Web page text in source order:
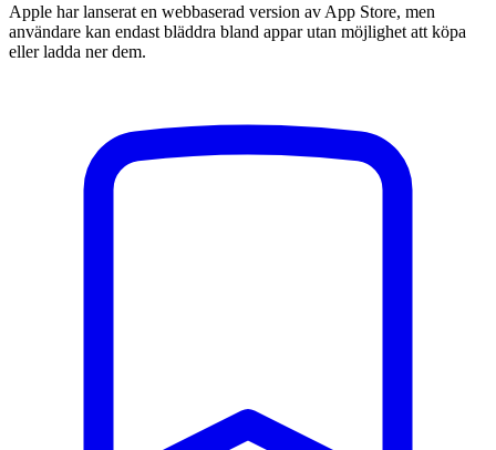
Apple har lanserat en webbaserad version av App Store, men
användare kan endast bläddra bland appar utan möjlighet att köpa
eller ladda ner dem.